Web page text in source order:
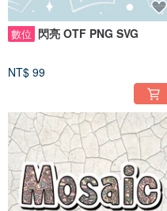
數位 閃亮 OTF PNG SVG
NT$ 99